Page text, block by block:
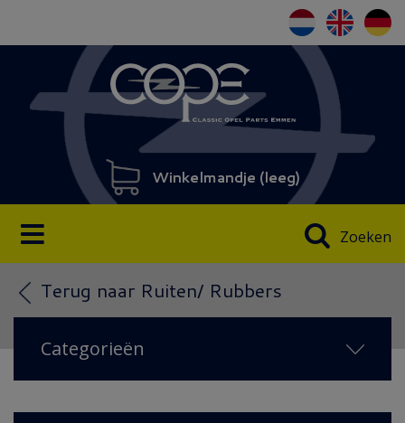
Winkelmandje (leeg)
Zoeken
Terug naar Ruiten/ Rubbers
Categorieën
NIEUW 2026(18)